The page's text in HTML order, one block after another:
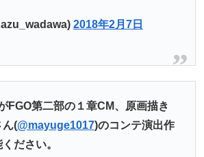
2018年2月7日
FGO第二部の１章CM、原画描き
ん(@mayuge1017)のコンテ演出作
ださい。